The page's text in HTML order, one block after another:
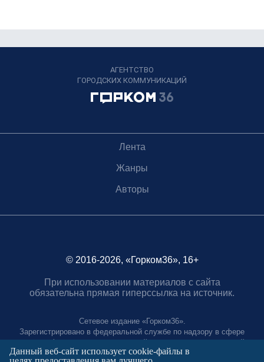
АГЕНТСТВО
ГОРОДСКИХ КОММУНИКАЦИЙ
Лента
Жанры
Авторы
© 2016-2026, «Горком36», 16+
При использовании материалов с сайта
обязательна прямая гиперссылка на источник.
Сетевое издание «Горком36».
Зарегистрировано в федеральной службе по надзору в сфере
связи, информационных технологий и массовых коммуникаций.
Регистрационный номер ЭЛ № ФС77-88966 от 21 января 2025 г.
Данный веб-сайт использует cookie-файлы в